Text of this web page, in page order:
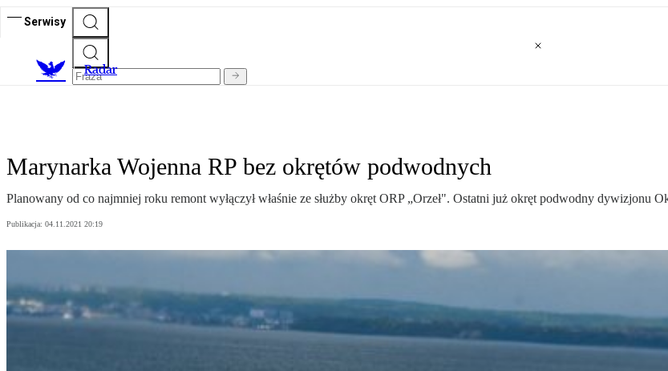
Serwisy
Radar
Marynarka Wojenna RP bez okrętów podwodnych
Planowany od co najmniej roku remont wyłączył właśnie ze służby okręt ORP „Orzeł". Ostatni już okręt podwodny
Publikacja: 04.11.2021 20:19